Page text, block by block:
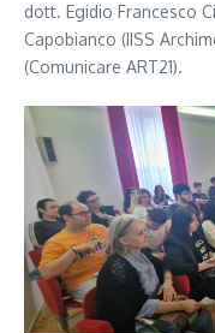
dott. Egidio Francesco
Capobianco (IISS
(Comunicare ART21).